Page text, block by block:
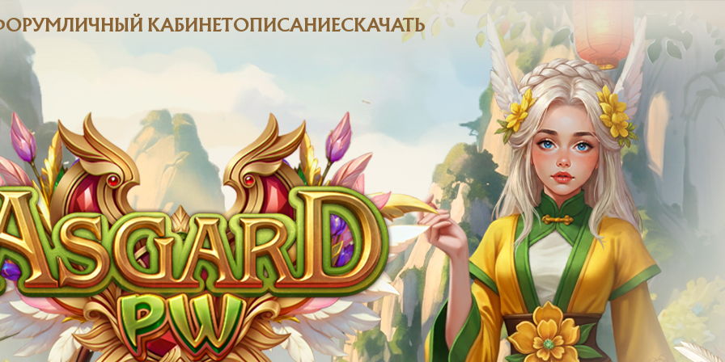
ЛИЧНЫЙ КАБИНЕТ ОПИСАНИЕСКАЧАТЬ